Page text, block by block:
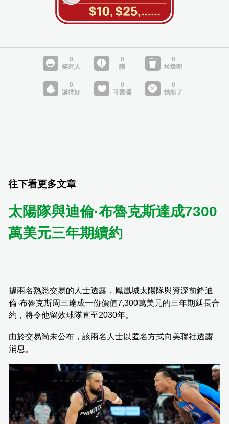
往下看更多文章
太陽隊與迪倫·布魯克斯達成7300
萬美元三年期續約
據兩名熟悉交易的人士透露，鳳凰城太陽隊與資深前鋒迪
倫·布魯克斯周三達成一份價值7,300萬美元的三年期延長合
約，將令他留效球隊直至2030年。
由於交易尚未公布，該兩名人士以匿名方式向美聯社透露
消息。